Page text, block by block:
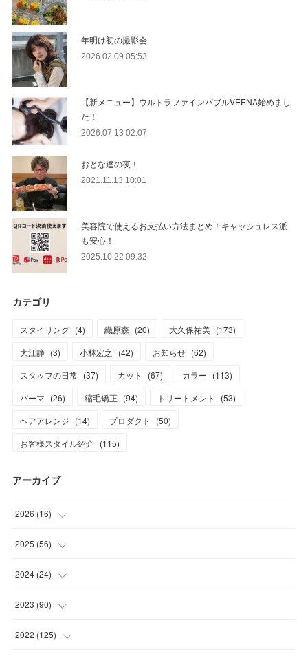
年明け初の撮影会
2026.02.09 05:53
【新メニュー】ウルトラファインバブルVEENA始めまし
た！
2026.07.13 02:07
おとな達の夜！
2021.11.13 10:01
美容院で使えるお支払い方法まとめ！キャッシュレス派
も安心！
2025.10.22 09:32
カテゴリ
スタイリング (4) 織原森 (20) 大久保祐美 (173)
大江静 (3) 小林宏之 (42) お知らせ (62)
スタッフの日常 (37) カット (67) カラー (113)
パーマ (26) 縮毛矯正 (94) トリートメント (53)
ヘアアレンジ (14) プロダクト (50)
お客様スタイル紹介 (115)
アーカイブ
2026 (16)
(1
(1
(7
(7)
2025 (56)
(5
(11 )
(17
2024 (24)
(1
(1)
2023 (90)
(12
2022 (125)